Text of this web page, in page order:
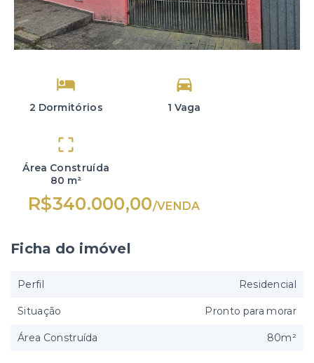
2 Dormitórios 1 Vaga
Área Construída
80 m²
R$340.000,00/VENDA
Ficha do imóvel
Perfil Residencial
Situação Pronto para morar
Área Construída 80m²